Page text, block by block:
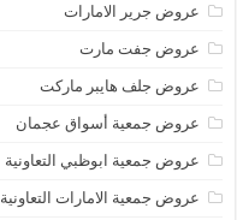
عروض جرير الامارات
عروض جفت مارت
عروض جلف هايبر ماركت
عروض جمعية أسواق عجمان
عروض جمعية ابوظبي التعاونية
عروض جمعية الامارات التعاونية